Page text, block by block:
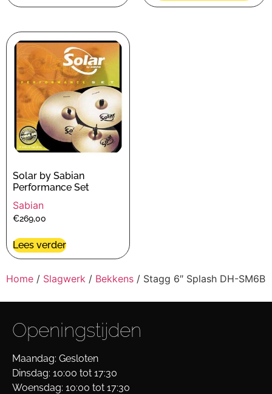
Solar by Sabian
Performance Set
Sabian
€269,00
Lees verder
Home / Slagwerk / Bekkens / Stagg 6″ Splash DH-SM6B
Openingstijden
Maandag: Gesloten
Dinsdag: 10:00 tot 17:30
Woensdag: 10:00 tot 17:30